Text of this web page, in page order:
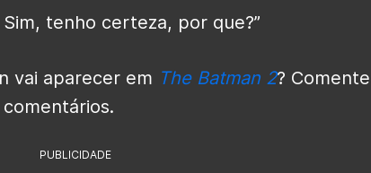
Sim, tenho certeza, por que?”
vai aparecer em The Batman 2? Comente
PUBLICIDADE